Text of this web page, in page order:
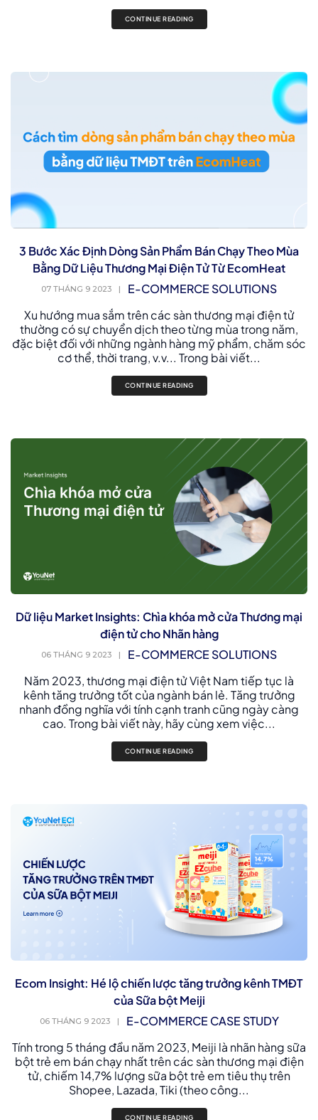
CONTINUE READING
3 Bước Xác Định Dòng Sản Phẩm Bán Chạy Theo Mùa
Bằng Dữ Liệu Thương Mại Điện Tử Từ EcomHeat
07 THÁNG 9 2023 |
E-COMMERCE SOLUTIONS
Xu hướng mua sắm trên các sàn thương mại điện tử
thường có sự chuyển dịch theo từng mùa trong năm,
đặc biệt đối với những ngành hàng mỹ phẩm, chăm sóc
cơ thể, thời trang, v.v... Trong bài viết...
CONTINUE READING
Dữ liệu Market Insights: Chìa khóa mở cửa Thương mại
điện tử cho Nhãn hàng
06 THÁNG 9 2023 |
E-COMMERCE SOLUTIONS
Năm 2023, thương mại điện tử Việt Nam tiếp tục là
kênh tăng trưởng tốt của ngành bán lẻ. Tăng trưởng
nhanh đồng nghĩa với tính cạnh tranh cũng ngày càng
cao. Trong bài viết này, hãy cùng xem việc...
CONTINUE READING
Ecom Insight: Hé lộ chiến lược tăng trưởng kênh TMĐT
của Sữa bột Meiji
06 THÁNG 9 2023 |
E-COMMERCE CASE STUDY
Tính trong 5 tháng đầu năm 2023, Meiji là nhãn hàng sữa
bột trẻ em bán chạy nhất trên các sàn thương mại điện
tử, chiếm 14,7% lượng sữa bột trẻ em tiêu thụ trên
Shopee, Lazada, Tiki (theo công...
CONTINUE READING